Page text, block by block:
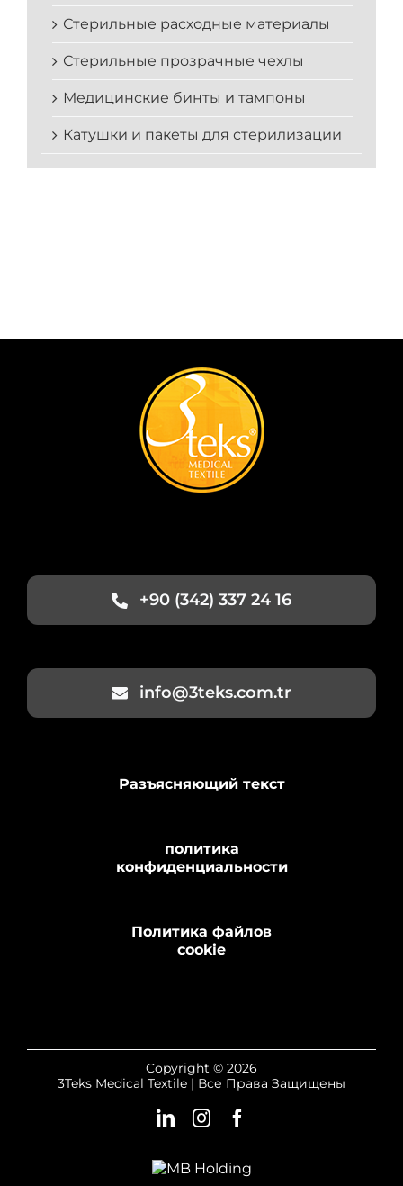
Стерильные расходные материалы
Стерильные прозрачные чехлы
Медицинские бинты и тампоны
Катушки и пакеты для стерилизации
+90 (342) 337 24 16
info@3teks.com.tr
Разъясняющий текст
политика
конфиденциальности
Политика файлов
cookie
Copyright © 2026
3Teks Medical Textile | Все Права Защищены